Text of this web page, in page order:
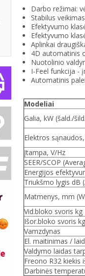
Darbo režimai:
Stabilus
Efektyvumo
Efektyvumo
Aplinkai
4D automatinis
Nuotolinio
I-Feel funkcija -
Automatinis
Modeliai
Galia, kW (šald./
Elektros
Įtampa, V/Hz
SEER/SCOP
Energijos
Triukšmo lygis dB
Matmenys, mm
Vid.bloko svoris kg
Išor.bloko svoris kg
Vamzdynas
El. maitinimas /
Valdymo laidas
Freono R32 kiekis
Darbinės